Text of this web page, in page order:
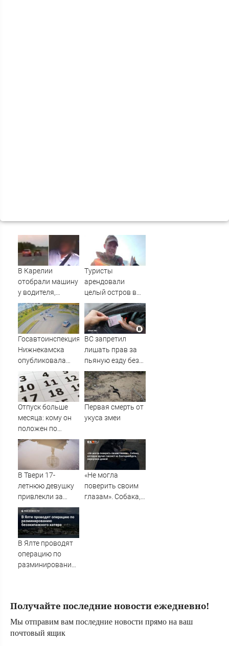
В Карелии
отобрали машину
у водителя,
который петлял
на трассе
(ВИДЕО)
Туристы
арендовали
целый остров в
Карелии (ФОТО)
Госавтоинспекция
Нижнекамска
опубликовала
видео жесткого
ДТП с участием
питбайкера
07/08/2026 –
ВС запретил
лишать прав за
пьяную езду без
документов,
удостоверяющих
личность
Отпуск больше
месяца: кому он
положен по
закону в
Башкирии
Первая смерть от
укуса змеи
В Твери 17-
летнюю девушку
привлекли за
распространение
видео с БПЛА –
Новости Твери и
городов Тверской
«Не могла
поверить своим
глазам». Собака,
В Ялте проводят
операцию по
разминированию
Получайте последние новости ежедневно!
Мы отправим вам последние новости прямо на ваш
почтовый ящик